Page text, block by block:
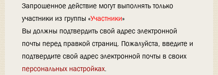
Запрошенное действие могут выполнять только
участники из группы «Участники»
Вы должны подтвердить свой адрес электронной
почты перед правкой страниц. Пожалуйста, введите и
подтвердите свой адрес электронной почты в своих
персональных настройках.